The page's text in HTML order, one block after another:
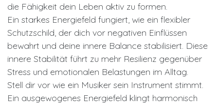
die Fähigkeit dein Leben aktiv zu formen.
Ein starkes Energiefeld fungiert, wie ein flexibler
Schutzschild, der dich vor negativen Einflüssen
bewahrt und deine innere Balance stabilisiert. Diese
innere Stabilität führt zu mehr Resilienz gegenüber
Stress und emotionalen Belastungen im Alltag.
Stell dir vor wie ein Musiker sein Instrument stimmt.
Ein ausgewogenes Energiefeld klingt harmonisch